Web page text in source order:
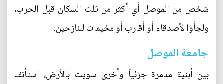
شخص من الموصل أي أكثر من ثلث السكان قبل الحرب،
ولجأوا لأصدقاء أو أقارب أو مخيمات للنازحين.
جامعة الموصل
بين أبنية مدمرة جزئياً وأخرى سويت بالأرض، استأنف